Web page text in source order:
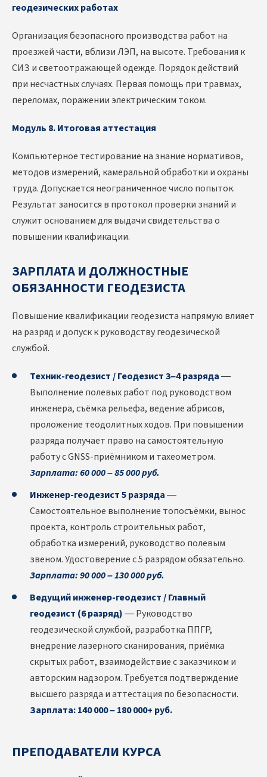
геодезических работах
Организация безопасного производства работ на
проезжей части, вблизи ЛЭП, на высоте. Требования к
СИЗ и светоотражающей одежде. Порядок действий
при несчастных случаях. Первая помощь при травмах,
переломах, поражении электрическим током.
Модуль 8. Итоговая аттестация
Компьютерное тестирование на знание нормативов,
методов измерений, камеральной обработки и охраны
труда. Допускается неограниченное число попыток.
Результат заносится в протокол проверки знаний и
служит основанием для выдачи свидетельства о
повышении квалификации.
ЗАРПЛАТА И ДОЛЖНОСТНЫЕ
ОБЯЗАННОСТИ ГЕОДЕЗИСТА
Повышение квалификации геодезиста напрямую влияет
на разряд и допуск к руководству геодезической
службой.
Техник-геодезист / Геодезист 3–4 разряда—
Выполнение полевых работ под руководством
инженера, съёмка рельефа, ведение абрисов,
проложение теодолитных ходов. При повышении
разряда получает право на самостоятельную
работу с GNSS-приёмником и тахеометром.
Зарплата: 60 000 – 85 000 руб.
Инженер-геодезист 5 разряда—
Самостоятельное выполнение топосъёмки, вынос
проекта, контроль строительных работ,
обработка измерений, руководство полевым
звеном. Удостоверение с 5 разрядом обязательно.
Зарплата: 90 000 – 130 000 руб.
Ведущий инженер-геодезист / Главный
геодезист (6 разряд)— Руководство
геодезической службой, разработка ППГР,
внедрение лазерного сканирования, приёмка
скрытых работ, взаимодействие с заказчиком и
авторским надзором. Требуется подтверждение
высшего разряда и аттестация по безопасности.
Зарплата: 140 000 – 180 000+ руб.
ПРЕПОДАВАТЕЛИ КУРСА